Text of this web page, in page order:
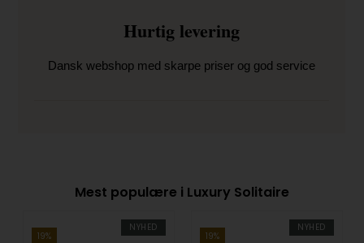
Hurtig levering
Dansk webshop med skarpe priser og god service
Mest populære i Luxury Solitaire
NYHED
19%
NYHED
19%